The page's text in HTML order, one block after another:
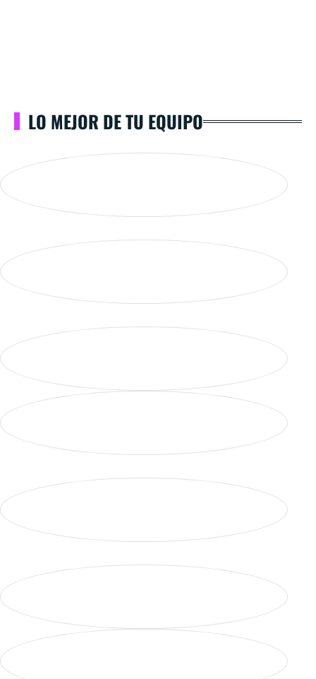
LO MEJOR DE TU EQUIPO